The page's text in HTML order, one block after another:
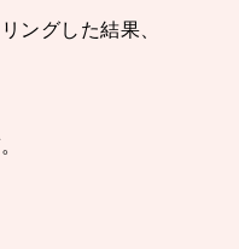
ングした結果、